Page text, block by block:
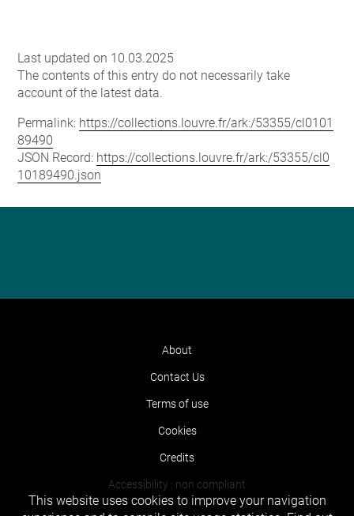
Last updated on 10.03.2025
The contents of this entry do not necessarily take
account of the latest data.
Permalink: https://collections.louvre.fr/ark:/53355/cl0101
89490
JSON Record: https://collections.louvre.fr/ark:/53355/cl0
10189490.json
About
Contact Us
Terms of use
Cookies
Credits
Accessibility : non compliant
This website uses cookies to improve your navigation